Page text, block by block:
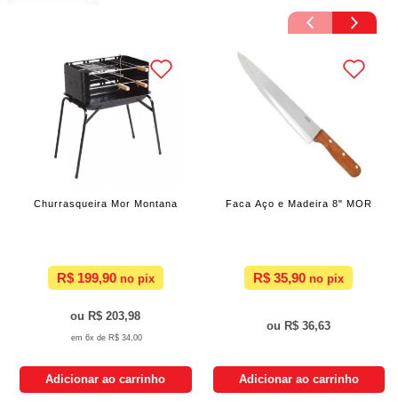
Churrasqueira Mor Montana
R$ 199,90
R$ 203,98
6x de R$ 34,00
Adicionar ao carrinho
Faca Aço e Madeira 8" MOR
R$ 35,90
R$ 36,63
Adicionar ao carrinho